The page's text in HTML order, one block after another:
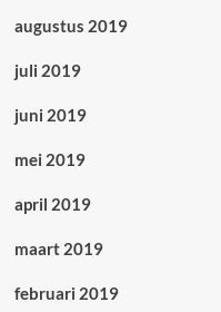
augustus 2019
juli 2019
juni 2019
mei 2019
april 2019
maart 2019
februari 2019